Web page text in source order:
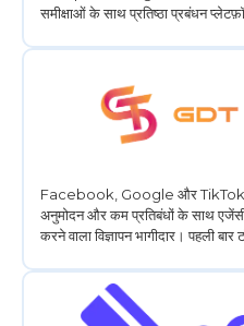
समीक्षाओं के साथ प्रतिष्ठा प्रबंधन
Facebook, Google और TikTok के
अनुमोदन और कम प्रतिबंधों के साथ एजेंसी
करने वाला विज्ञापन भागीदार। पहली